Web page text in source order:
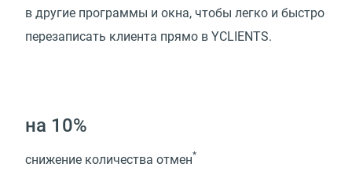
в другие программы и окна, чтобы легко и быстро
перезаписать клиента прямо в YCLIENTS.
на 10%
снижение количества отмен*